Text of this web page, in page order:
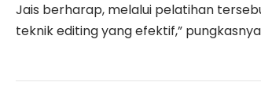
Jais berharap, melalui pelatihan
teknik editing yang efektif,”